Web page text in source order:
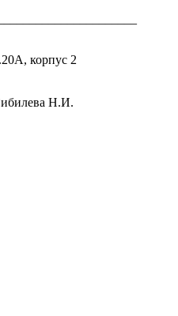
корпус 2
Н.И.